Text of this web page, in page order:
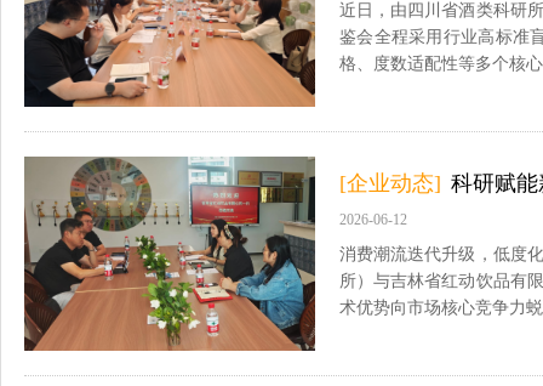
近日，由四川省酒类科研
鉴会全程采用行业高标准
格、度数适配性等多个核
[企业动态] 科研赋
2026-06-12
消费潮流迭代升级，低度
所）与吉林省红动饮品有
术优势向市场核心竞争力